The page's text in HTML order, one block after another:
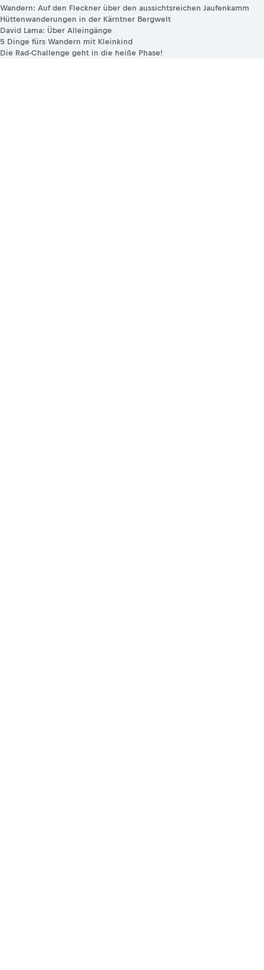
Wandern: Auf den Fleckner über den aussichtsreichen Jaufenkamm
Hüttenwanderungen in der Kärntner Bergwelt
David Lama: Über Alleingänge
5 Dinge fürs Wandern mit Kleinkind
Die Rad-Challenge geht in die heiße Phase!